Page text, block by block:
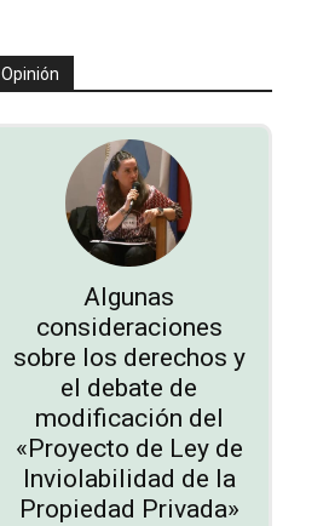
Opinión
Algunas
consideraciones
sobre los derechos y
el debate de
modificación del
«Proyecto de Ley de
Inviolabilidad de la
Propiedad Privada»